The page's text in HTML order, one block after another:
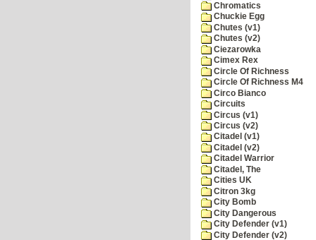
Chromatics
Chuckie Egg
Chutes (v1)
Chutes (v2)
Ciezarowka
Cimex Rex
Circle Of Richness
Circle Of Richness M4
Circo Bianco
Circuits
Circus (v1)
Circus (v2)
Citadel (v1)
Citadel (v2)
Citadel Warrior
Citadel, The
Cities UK
Citron 3kg
City Bomb
City Dangerous
City Defender (v1)
City Defender (v2)